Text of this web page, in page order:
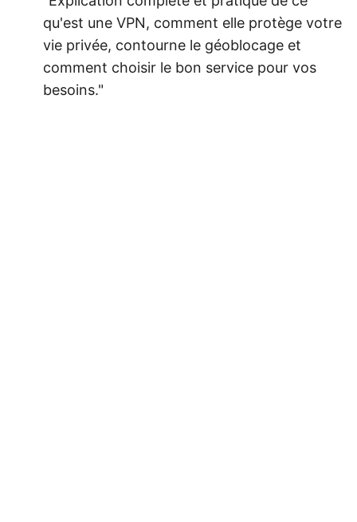
qu'est une VPN, comment elle protège votre
vie privée, contourne le géoblocage et
comment choisir le bon service pour vos
besoins."